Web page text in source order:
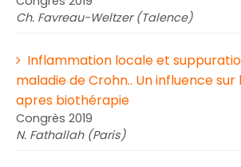
Ch. Favreau-Weltzer (Talence)
Inflammation locale et
maladie de Crohn.. Un influence sur
apres biothérapie
Congrès 2019
N. Fathallah (Paris)